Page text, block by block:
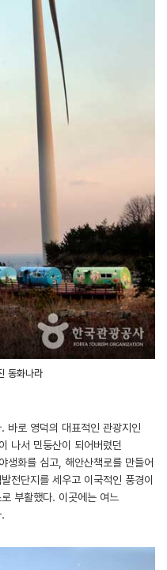
동화나라
바로 영덕의 대표적인 관광지인
나서 민둥산이 되어버렸던
생화를 심고, 해안산책로를 만들어
전단지를 세우고 이국적인 풍경이
부활했다. 이곳에는 여느